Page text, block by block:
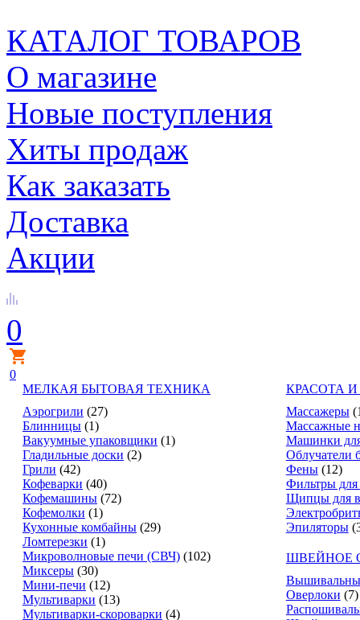
КАТАЛОГ ТОВАРОВ
О магазине
Новые поступления
Хиты продаж
Как заказать
Доставка
Акции
0
0
МЕЛКАЯ БЫТОВАЯ ТЕХНИКА
Аэрогрили (27)
Блинницы (1)
Вакуумные упаковщики (1)
Гладильные доски (2)
Грили (42)
Кофеварки (40)
Кофемашины (72)
Кофемолки (1)
Кухонные комбайны (29)
Ломтерезки (1)
Микроволновые печи (СВЧ) (102)
Миксеры (30)
Мини-печи (12)
Мультиварки (13)
Мультиварки-скороварки (4)
КРАСОТА И
Массажеры
Массажные
Машинки
Облучатели
Фены (12)
Фильтры
Щипцы для
Эпиляторы
ШВЕЙНОЕ
Оверлоки (7)